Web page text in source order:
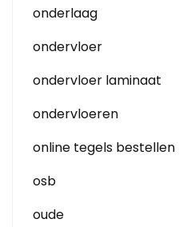
onderlaag
ondervloer
ondervloer laminaat
ondervloeren
online tegels bestellen
osb
oude